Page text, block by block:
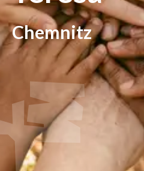
Chemnitz